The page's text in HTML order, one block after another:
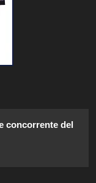
concorrente del